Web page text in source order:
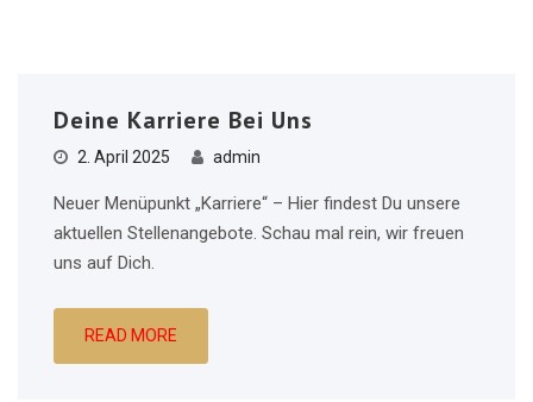
Deine Karriere Bei Uns
2. April 2025 admin
Neuer Menüpunkt „Karriere“ – Hier findest Du unsere
aktuellen Stellenangebote. Schau mal rein, wir freuen
uns auf Dich.
READ MORE